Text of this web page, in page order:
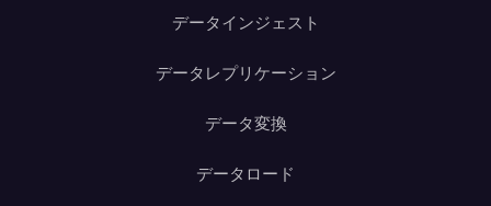
データインジェスト
データレプリケーション
データ変換
データロード